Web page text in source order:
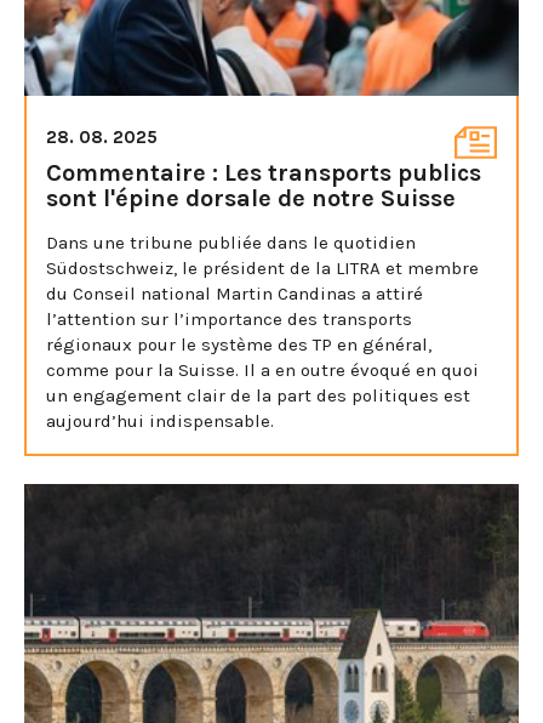
28. 08. 2025
Commentaire : Les transports publics
sont l'épine dorsale de notre Suisse
Dans une tribune publiée dans le quotidien
Südostschweiz, le président de la LITRA et membre
du Conseil national Martin Candinas a attiré
l’attention sur l’importance des transports
régionaux pour le système des TP en général,
comme pour la Suisse. Il a en outre évoqué en quoi
un engagement clair de la part des politiques est
aujourd’hui indispensable.